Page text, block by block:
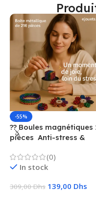
-55%
?? Boules magnétiques
pièces  Anti-stress &
(0)
In stock
309,00Dhs 139,00 Dhs